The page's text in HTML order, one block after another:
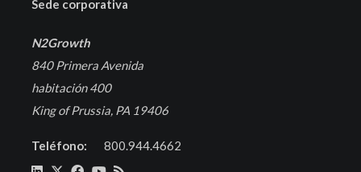
Sede corporativa
N2Growth
840 Primera Avenida
habitación 400
King of Prussia, PA 19406
Teléfono: 800.944.4662